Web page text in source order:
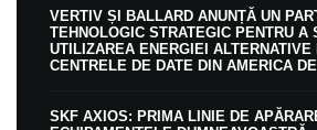
VERTIV ȘI BALLARD ANUNȚĂ UN
TEHNOLOGIC STRATEGIC PENTRU A
UTILIZAREA ENERGIEI ALTERNATIVE
CENTRELE DE DATE DIN AMERICA
SKF AXIOS: PRIMA LINIE DE